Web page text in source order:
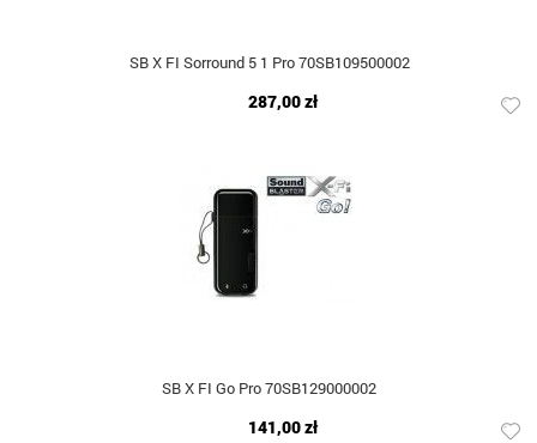
SB X FI Sorround 5 1 Pro 70SB109500002
287,00 zł
SB X FI Go Pro 70SB129000002
141,00 zł